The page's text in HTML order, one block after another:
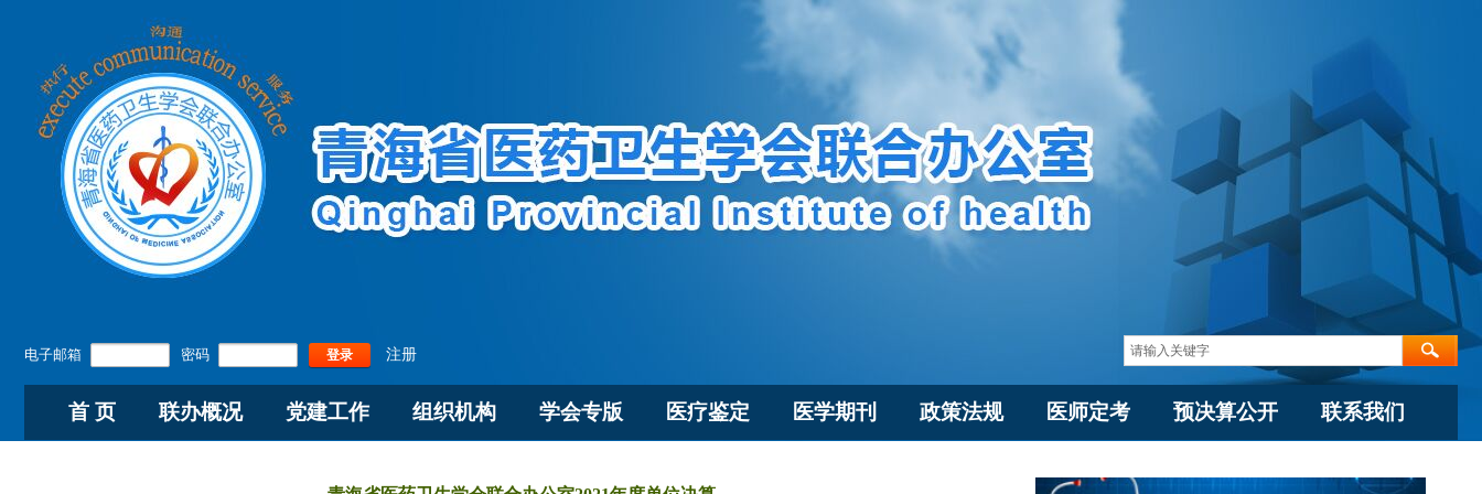
首 页 联办概况 党建工作 组织机构 学会专版 医疗鉴定 医学期刊 政策法规 医师定考 预决算公开 联系我们
电子邮箱 密码 登录 注册